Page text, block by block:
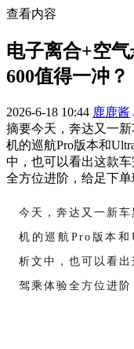
查看内容
电子离合+空
600值得一冲？
2026-6-18 10:44 鹿鹿酱
摘要今天，奔达又一
机的巡航Pro版本和
中，也可以看出这款
全方位进阶，给足下
今天，奔达又一新车
机的巡航Pro版本
析文中，也可以看出
驾乘体验全方位进阶